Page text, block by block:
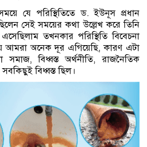
যে পরিস্থিতিতে ড. ইউনূস প্রধান
সেই সময়ের কথা উল্লেখ করে তিনি
তখনকার পরিস্থিতি বিবেচনা
অনেক দূর এগিয়েছি, কারণ এটা
সমাজ, বিধ্বস্ত অর্থনীতি, রাজনৈতিক
সবকিছুই বিধ্বস্ত ছিল।